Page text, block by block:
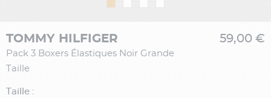
TOMMY HILFIGER
Pack 3 Boxers Élastiques Noir Grande
Taille
59,00 €
Taille :